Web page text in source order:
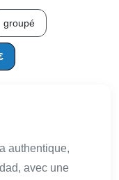
groupé
authentique,
avec une